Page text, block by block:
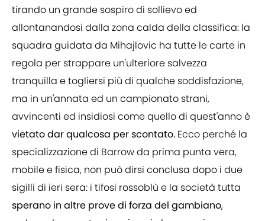
tirando un grande sospiro di sollievo ed
allontanandosi dalla zona calda della classifica: la
squadra guidata da Mihajlovic ha tutte le carte in
regola per strappare un'ulteriore salvezza
tranquilla e togliersi più di qualche soddisfazione,
ma in un'annata ed un campionato strani,
avvincenti ed insidiosi come quello di quest'anno è
vietato dar qualcosa per scontato. Ecco perché la
specializzazione di Barrow da prima punta vera,
mobile e fisica, non può dirsi conclusa dopo i due
sigilli di ieri sera: i tifosi rossoblù e la società tutta
sperano in altre prove di forza del gambiano,